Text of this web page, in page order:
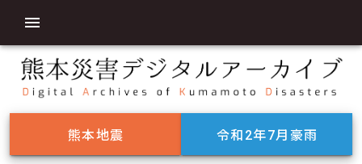
熊本地震 令和2年7月豪雨